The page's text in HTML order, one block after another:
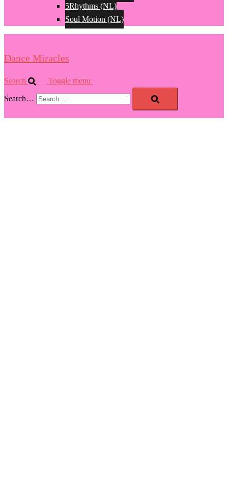
5Rhythms (NL)
Soul Motion (NL)
Dance Miracles
Search Toggle menu
Search…